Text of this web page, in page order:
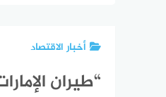
أخبار الاقتصاد
“طيران